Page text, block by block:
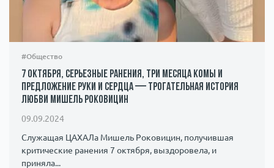
#Общество
7 октября, серьезные ранения, три месяца комы и
предложение руки и сердца — трогательная история
любви Мишель Роковицин
09.09.2024
Служащая ЦАХАЛа Мишель Роковицин, получившая
критические ранения 7 октября, выздоровела, и
приняла...